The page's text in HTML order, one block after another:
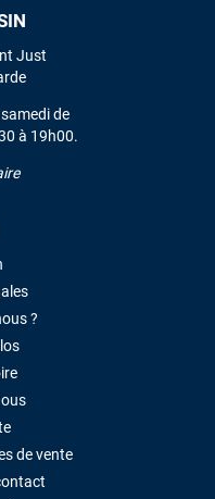
Just
de
à 19h00.
?
de vente
AVIS